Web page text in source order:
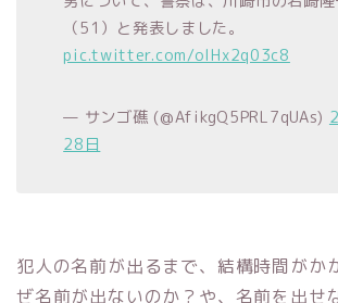
（51）と発表しました。
pic.twitter.com/oIHx2q03c8
— サンゴ礁 (@AfikgQ5PRL7qUAs)
28日
犯人の名前が出るまで、結構時間がか
ぜ名前が出ないのか？や、名前を出せ